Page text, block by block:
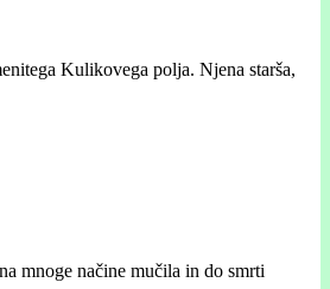
Kulikovega polja. Njena starša,
mnoge načine mučila in do smrti